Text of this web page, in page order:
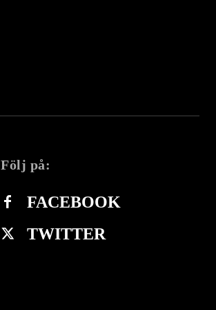
Följ på:
FACEBOOK
TWITTER